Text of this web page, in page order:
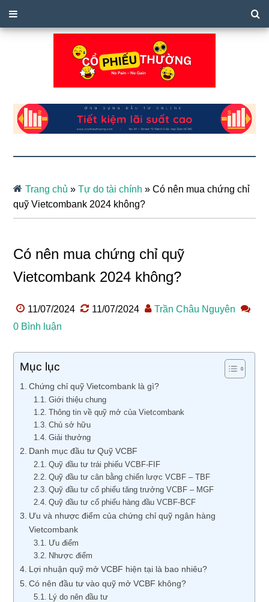
Trang chủ »Tự do tài chính »Có nên mua chứng chỉ
quỹ Vietcombank 2024 không?
Có nên mua chứng chỉ quỹ
Vietcombank 2024 không?
11/07/2024 11/07/2024
Trần Châu Nguyên
0 Bình luận
Mục lục
Chứng chỉ quỹ Vietcombank là gì?
Giới thiệu chung
Thông tin về quỹ mở của Vietcombank
Chủ sở hữu
Giải thưởng
Danh mục đầu tư Quỹ VCBF
Quỹ đầu tư trái phiếu VCBF-FIF
Quỹ đầu tư cân bằng chiến lược VCBF – TBF
Quỹ đầu tư cổ phiếu tăng trưởng VCBF – MGF
Quỹ đầu tư cổ phiếu hàng đầu VCBF-BCF
Ưu và nhược điểm của chứng chỉ quỹ ngân hàng
Vietcombank
Ưu điểm
Nhược điểm
Lợi nhuận quỹ mở VCBF hiện tại là bao nhiêu?
Có nên đầu tư vào quỹ mở VCBF không?
Lý do nên đầu tư